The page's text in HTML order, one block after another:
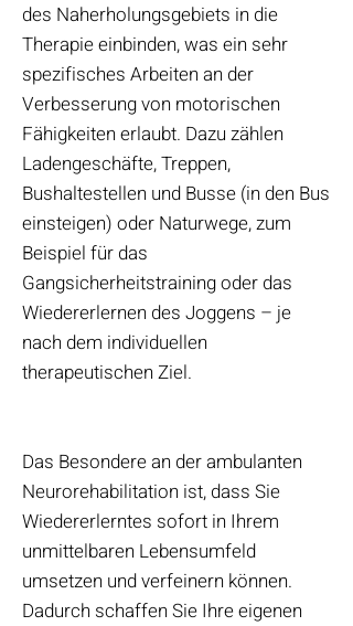
des Naherholungsgebiets in die
Therapie einbinden, was ein sehr
spezifisches Arbeiten an der
Verbesserung von motorischen
Fähigkeiten erlaubt. Dazu zählen
Ladengeschäfte, Treppen,
Bushaltestellen und Busse (in den Bus
einsteigen) oder Naturwege, zum
Beispiel für das
Gangsicherheitstraining oder das
Wiedererlernen des Joggens – je
nach dem individuellen
therapeutischen Ziel.
Das Besondere an der ambulanten
Neurorehabilitation ist, dass Sie
Wiedererlerntes sofort in Ihrem
unmittelbaren Lebensumfeld
umsetzen und verfeinern können.
Dadurch schaffen Sie Ihre eigenen